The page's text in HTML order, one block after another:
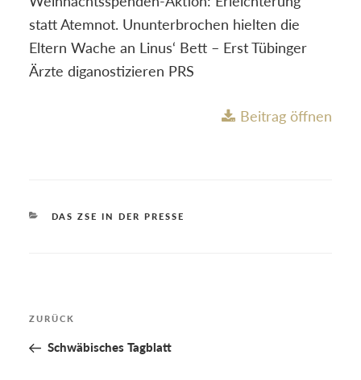
statt Atemnot. Ununterbrochen hielten die
Eltern Wache an Linus‘ Bett – Erst Tübinger
Ärzte diganostizieren PRS
Beitrag öffnen
KATEGORIEN
DAS ZSE IN DER PRESSE
Beitragsnavigation
Vorheriger
Beitrag
ZURÜCK
Schwäbisches Tagblatt